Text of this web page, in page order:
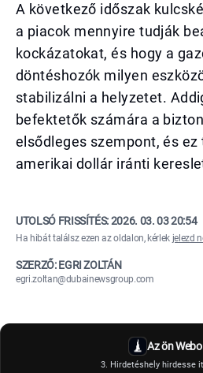
A következő időszak
a piacok mennyire tudják
kockázatokat, és hogy a
döntéshozók milyen
stabilizálni a helyzetet.
befektetők számára a
elsődleges szempont, és ez
amerikai dollár iránti
UTOLSÓ FRISSÍTÉS:2026. 03. 03 20:54
Ha hibát találsz ezen az oldalon, kérlek jelezd
SZERZŐ: EGRI ZOLTÁN
egri.zoltan@dubainewsgroup.com
Az ön
3. Hirdetéshely hirdesse